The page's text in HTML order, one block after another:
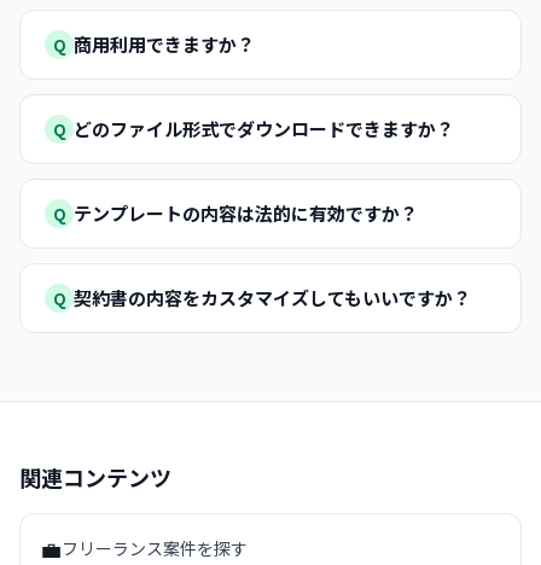
Q 商用利用できますか？
Q どのファイル形式でダウンロードできますか？
Q テンプレートの内容は法的に有効ですか？
Q 契約書の内容をカスタマイズしてもいいですか？
関連コンテンツ
💼フリーランス案件を探す